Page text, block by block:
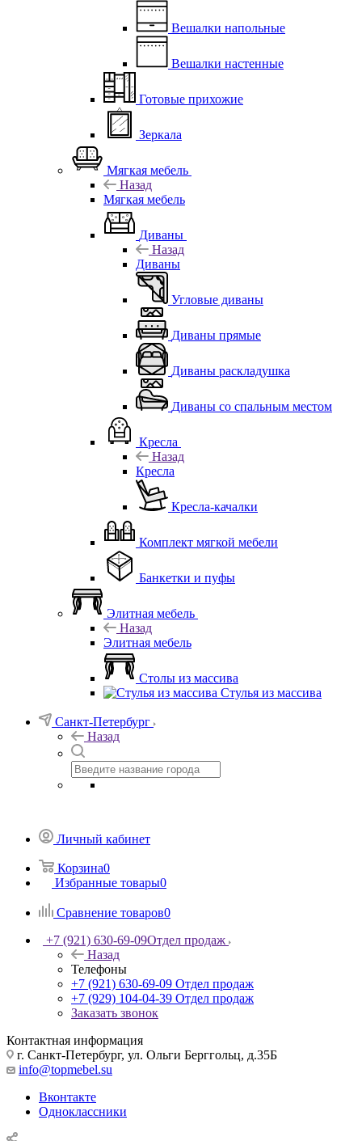
Вешалки напольные
Вешалки настенные
Готовые прихожие
Зеркала
Мягкая мебель
Назад
Мягкая мебель
Диваны
Назад
Диваны
Угловые диваны
Диваны прямые
Диваны раскладушка
Диваны со спальным местом
Кресла
Назад
Кресла
Кресла-качалки
Комплект мягкой мебели
Банкетки и пуфы
Элитная мебель
Назад
Элитная мебель
Столы из массива
Стулья из массива
Санкт-Петербург
Назад
Личный кабинет
Корзина0
Избранные товары0
Сравнение товаров0
+7 (921) 630-69-09Отдел продаж
Назад
Телефоны
+7 (921) 630-69-09 Отдел продаж
+7 (929) 104-04-39 Отдел продаж
Заказать звонок
Контактная информация
г. Санкт-Петербург, ул. Ольги Берггольц, д.35Б
info@topmebel.su
Вконтакте
Одноклассники